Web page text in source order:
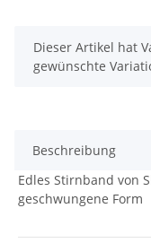
x
Dieser Artikel hat
gewünschte
Beschreibung
Edles Stirnband von
geschwungene Form